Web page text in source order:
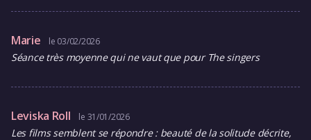
Marie le 03/02/2026
Séance très moyenne qui ne vaut que pour The singers
Leviska Roll le 31/01/2026
Les films semblent se répondre : beauté de la solitude décrite,